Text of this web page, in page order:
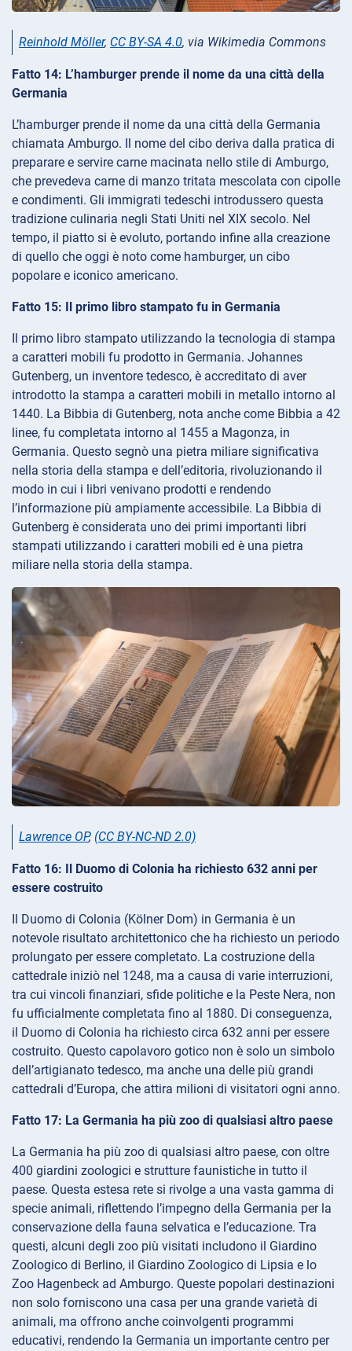
Reinhold Möller, CC BY-SA 4.0, via Wikimedia Commons
Fatto 14: L’hamburger prende il nome da una città della
Germania
L’hamburger prende il nome da una città della Germania
chiamata Amburgo. Il nome del cibo deriva dalla pratica di
preparare e servire carne macinata nello stile di Amburgo,
che prevedeva carne di manzo tritata mescolata con cipolle
e condimenti. Gli immigrati tedeschi introdussero questa
tradizione culinaria negli Stati Uniti nel XIX secolo. Nel
tempo, il piatto si è evoluto, portando infine alla creazione
di quello che oggi è noto come hamburger, un cibo
popolare e iconico americano.
Fatto 15: Il primo libro stampato fu in Germania
Il primo libro stampato utilizzando la tecnologia di stampa
a caratteri mobili fu prodotto in Germania. Johannes
Gutenberg, un inventore tedesco, è accreditato di aver
introdotto la stampa a caratteri mobili in metallo intorno al
1440. La Bibbia di Gutenberg, nota anche come Bibbia a 42
linee, fu completata intorno al 1455 a Magonza, in
Germania. Questo segnò una pietra miliare significativa
nella storia della stampa e dell’editoria, rivoluzionando il
modo in cui i libri venivano prodotti e rendendo
l’informazione più ampiamente accessibile. La Bibbia di
Gutenberg è considerata uno dei primi importanti libri
stampati utilizzando i caratteri mobili ed è una pietra
miliare nella storia della stampa.
Lawrence OP, (CC BY-NC-ND 2.0)
Fatto 16: Il Duomo di Colonia ha richiesto 632 anni per
essere costruito
Il Duomo di Colonia (Kölner Dom) in Germania è un
notevole risultato architettonico che ha richiesto un periodo
prolungato per essere completato. La costruzione della
cattedrale iniziò nel 1248, ma a causa di varie interruzioni,
tra cui vincoli finanziari, sfide politiche e la Peste Nera, non
fu ufficialmente completata fino al 1880. Di conseguenza,
il Duomo di Colonia ha richiesto circa 632 anni per essere
costruito. Questo capolavoro gotico non è solo un simbolo
dell’artigianato tedesco, ma anche una delle più grandi
cattedrali d’Europa, che attira milioni di visitatori ogni anno.
Fatto 17: La Germania ha più zoo di qualsiasi altro paese
La Germania ha più zoo di qualsiasi altro paese, con oltre
400 giardini zoologici e strutture faunistiche in tutto il
paese. Questa estesa rete si rivolge a una vasta gamma di
specie animali, riflettendo l’impegno della Germania per la
conservazione della fauna selvatica e l’educazione. Tra
questi, alcuni degli zoo più visitati includono il Giardino
Zoologico di Berlino, il Giardino Zoologico di Lipsia e lo
Zoo Hagenbeck ad Amburgo. Queste popolari destinazioni
non solo forniscono una casa per una grande varietà di
animali, ma offrono anche coinvolgenti programmi
educativi, rendendo la Germania un importante centro per